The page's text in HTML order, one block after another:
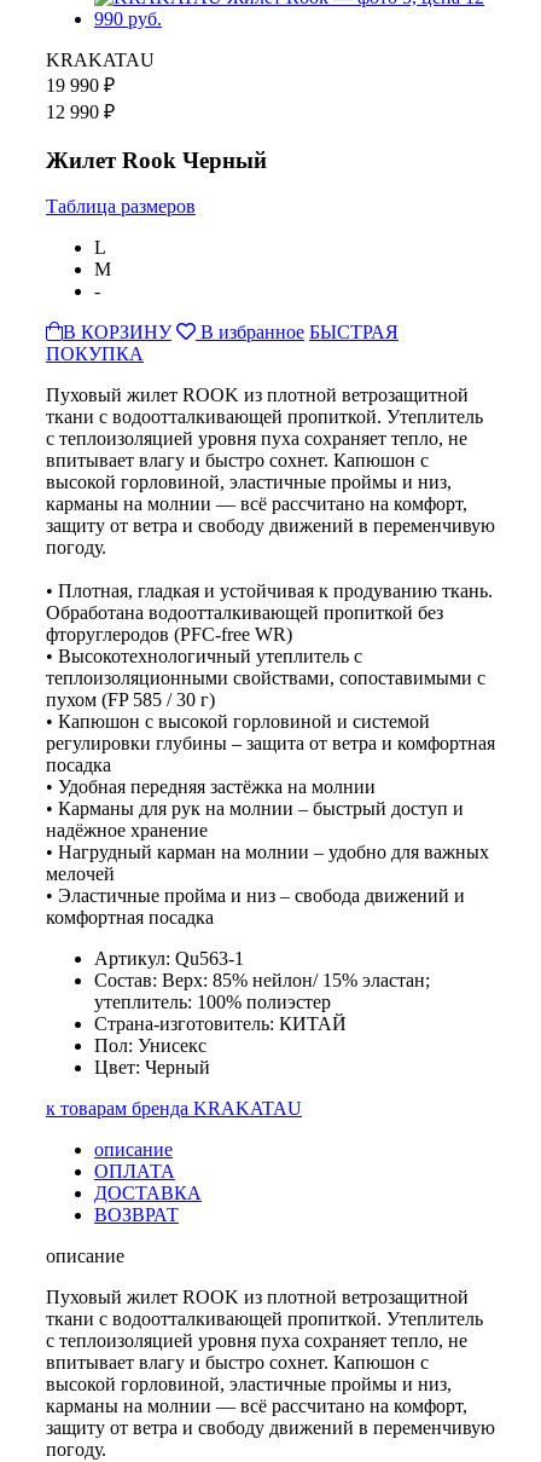
KRAKATAU
19 990 ₽
12 990 ₽
Жилет Rook Черный
Таблица размеров
L
M
-
В КОРЗИНУ
В избранное БЫСТРАЯ
ПОКУПКА
Пуховый жилет ROOK из плотной ветрозащитной
ткани с водоотталкивающей пропиткой. Утеплитель
с теплоизоляцией уровня пуха сохраняет тепло, не
впитывает влагу и быстро сохнет. Капюшон с
высокой горловиной, эластичные проймы и низ,
карманы на молнии — всё рассчитано на комфорт,
защиту от ветра и свободу движений в переменчивую
погоду.
• Плотная, гладкая и устойчивая к продуванию ткань.
Обработана водоотталкивающей пропиткой без
фторуглеродов (PFC-free WR)
• Высокотехнологичный утеплитель с
теплоизоляционными свойствами, сопоставимыми с
пухом (FP 585 / 30 г)
• Капюшон с высокой горловиной и системой
регулировки глубины – защита от ветра и комфортная
посадка
• Удобная передняя застёжка на молнии
• Карманы для рук на молнии – быстрый доступ и
надёжное хранение
• Нагрудный карман на молнии – удобно для важных
мелочей
• Эластичные пройма и низ – свобода движений и
комфортная посадка
Артикул: Qu563-1
Состав: Верх: 85% нейлон/ 15% эластан;
утеплитель: 100% полиэстер
Страна-изготовитель: КИТАЙ
Пол: Унисекс
Цвет: Черный
к товарам бренда KRAKATAU
описание
ОПЛАТА
ДОСТАВКА
ВОЗВРАТ
описание
Пуховый жилет ROOK из плотной ветрозащитной
ткани с водоотталкивающей пропиткой. Утеплитель
с теплоизоляцией уровня пуха сохраняет тепло, не
впитывает влагу и быстро сохнет. Капюшон с
высокой горловиной, эластичные проймы и низ,
карманы на молнии — всё рассчитано на комфорт,
защиту от ветра и свободу движений в переменчивую
погоду.